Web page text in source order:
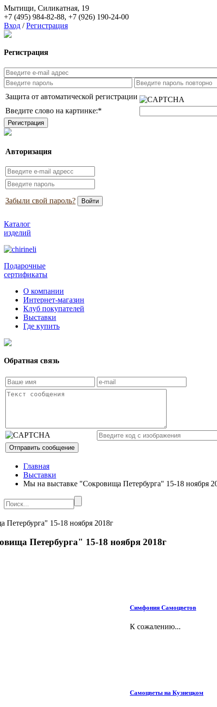
Мытищи, Силикатная, 19
+7 (495) 984-82-88, +7 (926) 190-24-00
Вход / Регистрация
Регистрация
Защита от автоматической регистрации
Введите слово на картинке:*
Авторизация
Забыли свой пароль?
Каталог
изделий
Подарочные
сертификаты
О компании
Интернет-магазин
Клуб покупателей
Выставки
Где купить
Обратная связь
Главная
Выставки
Мы на выставке "Сокровища Петербурга" 15-18 ноября
Петербурга" 15-18 ноября 2018г
Симфония Самоцветов
К сожалению...
Самоцветы на Кузнецком